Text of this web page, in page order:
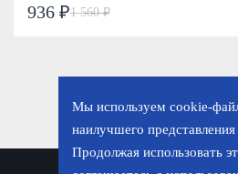
936 ₽1 560 ₽
Мы используем cookie-
наилучшего
Продолжая использовать